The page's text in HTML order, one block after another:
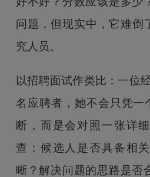
问题，但现实中，它难倒
究人员。
以招聘面试作类比：一位
名应聘者，她不会只凭一
断，而是会对照一张详
查：候选人是否具备相
晰？解决问题的思路是否